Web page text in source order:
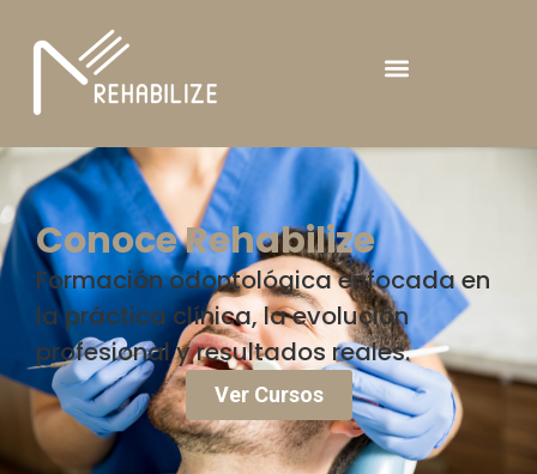
Conoce Rehabilize
Formación odontológica enfocada en
la práctica clínica, la evolución
profesional y resultados reales.
Ver Cursos